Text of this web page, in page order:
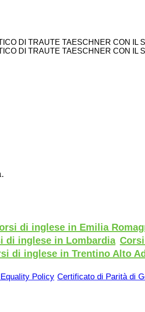
DI TRAUTE TAESCHNER CON IL
DI TRAUTE TAESCHNER CON IL
di inglese in Emilia
di inglese in Lombardia
di inglese in Trentino Alto
Policy Certificato di Parità di